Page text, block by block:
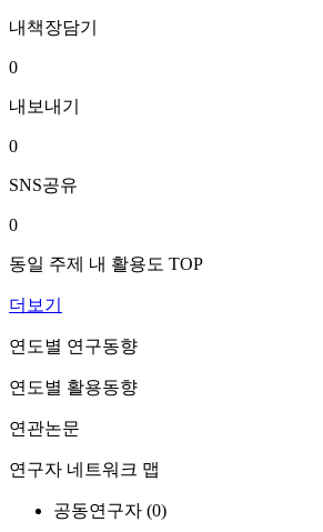
내책장담기
0
내보내기
0
SNS공유
0
동일 주제 내 활용도 TOP
더보기
연도별 연구동향
연도별 활용동향
연관논문
연구자 네트워크 맵
공동연구자 (0)